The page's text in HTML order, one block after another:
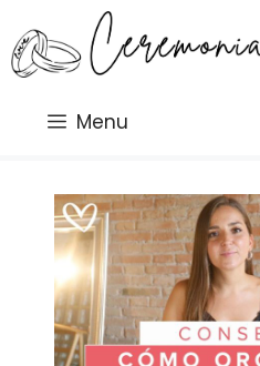
al
contenido
Menu